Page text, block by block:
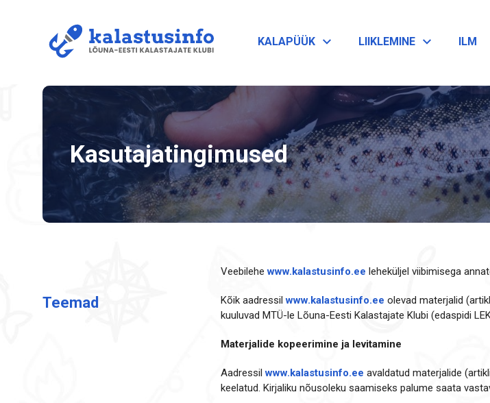
KALAPÜÜK LIIKLEMINE ILM
Kasutajatingimused
Teemad
Veebilehewww.kalastusinfo.ee leheküljel viibimisega
Kõik aadressilwww.kalastusinfo.ee olevad materjalid
kuuluvad MTÜ-le Lõuna-Eesti Kalastajate Klubi (edaspidi
Materjalide kopeerimine ja levitamine
Aadressilwww.kalastusinfo.ee avaldatud materjalide
keelatud. Kirjaliku nõusoleku saamiseks palume saata